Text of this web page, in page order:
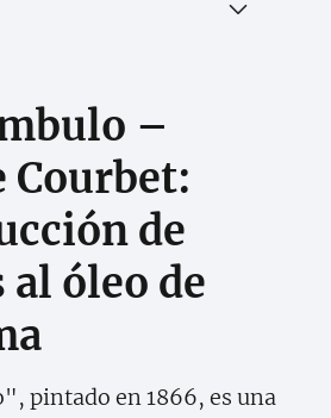
–
Courbet:
de
al óleo de
pintado en 1866, es una